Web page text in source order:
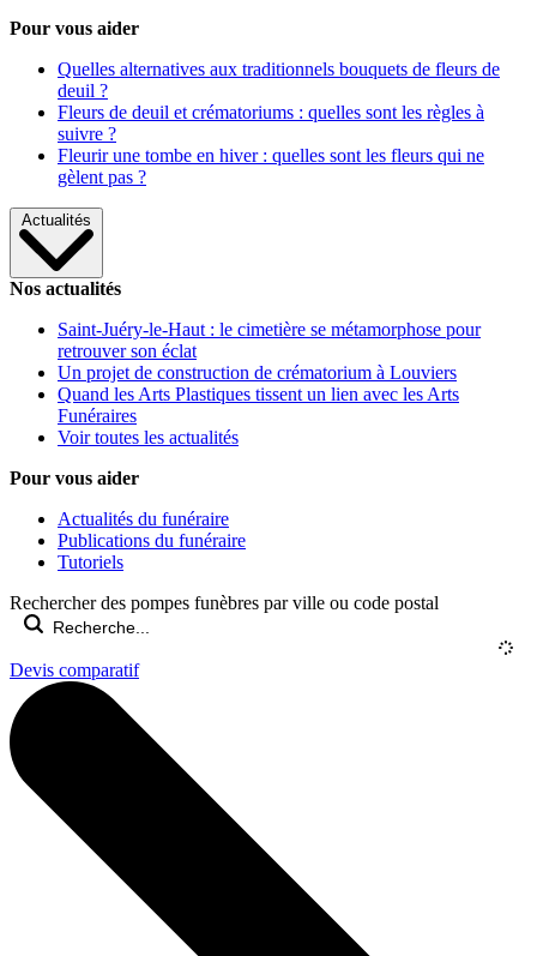
Pour vous aider
Quelles alternatives aux traditionnels bouquets de fleurs de
deuil ?
Fleurs de deuil et crématoriums : quelles sont les règles à
suivre ?
Fleurir une tombe en hiver : quelles sont les fleurs qui ne
gèlent pas ?
Actualités
Nos actualités
Saint-Juéry-le-Haut : le cimetière se métamorphose pour
retrouver son éclat
Un projet de construction de crématorium à Louviers
Quand les Arts Plastiques tissent un lien avec les Arts
Funéraires
Voir toutes les actualités
Pour vous aider
Actualités du funéraire
Publications du funéraire
Tutoriels
Rechercher des pompes funèbres par ville ou code postal
Devis comparatif